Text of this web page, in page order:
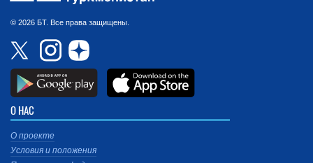
© 2026 БТ. Все права защищены.
О НАС
О проекте
Условия и положения